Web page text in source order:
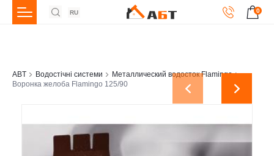
RU 0
ABT Водостічні системи
Металлический водосток Flamingo
Воронка желоба Flamingo 125/90